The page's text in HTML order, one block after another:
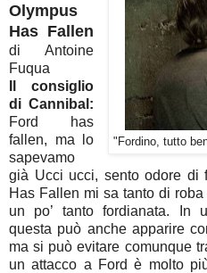
"Fordino, tutto
Olympus
Has Fallen
di Antoine
Fuqua
Il consiglio
di Cannibal:
Ford has
fallen, ma lo
sapevamo
già Ucci ucci, sento odore di
Has Fallen mi sa tanto di roba
un po’ tanto fordianata. In
questa può anche apparire
ma si può evitare comunque
un attacco a Ford è molto